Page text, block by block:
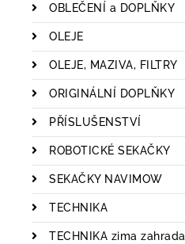
OBLEČENÍ a DOPLŇKY
OLEJE
OLEJE, MAZIVA, FILTRY
ORIGINÁLNÍ DOPLŇKY
PŘÍSLUŠENSTVÍ
ROBOTICKÉ SEKAČKY
SEKAČKY NAVIMOW
TECHNIKA
TECHNIKA zima zahrada